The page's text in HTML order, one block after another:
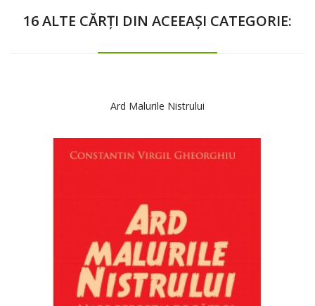
16 ALTE CĂRȚI DIN ACEEAȘI CATEGORIE:
Ard Malurile Nistrului